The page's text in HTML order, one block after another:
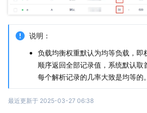
说明：
负载均衡权重默认为均等负载，即
顺序返回全部记录值，系统默认取
每个解析记录的几率大致是均等的。
最近更新于 2025-03-27 06:38